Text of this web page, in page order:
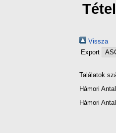
Vissza
Export
Találatok
Hámori Antal
Hámori Antal